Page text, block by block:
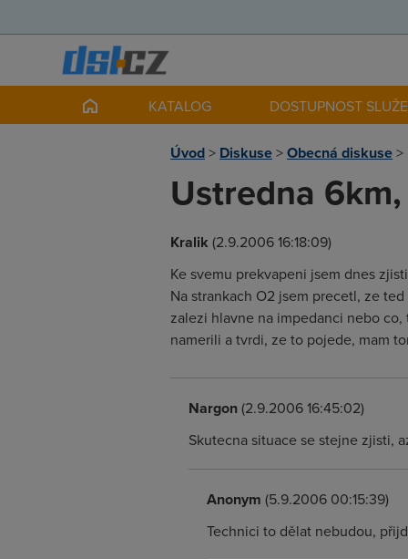
KATALOG DOSTUPNOST
Úvod> Diskuse>Obecná diskuse>
Ustredna
Kralik (2.9.2006 16:18:09)
Ke svemu prekvapeni jsem dnes
Na strankach O2 jsem precetl, ze
zalezi hlavne na impedanci nebo
namerili a tvrdi, ze to pojede, mam
Nargon(2.9.2006 16:45:02)
Skutecna situace se stejne zjisti,
Anonym (5.9.2006 00:15:39)
Technici to dělat nebudou,